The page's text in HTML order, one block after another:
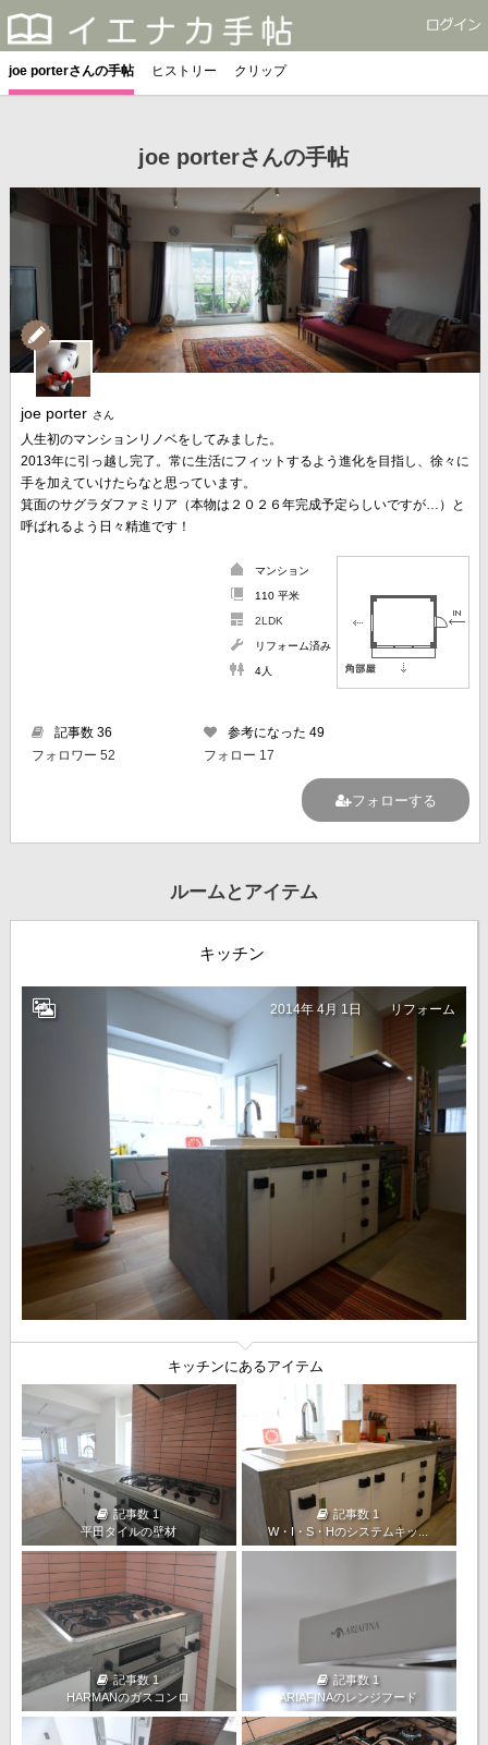
joe porterさんの手帖 ヒストリー クリップ
joe porterさんの手帖
joe porter さん
人生初のマンションリノベをしてみました。
2013年に引っ越し完了。常に生活にフィットするよう進化を目指し、徐々に
手を加えていけたらなと思っています。
箕面のサグラダファミリア（本物は２０２６年完成予定らしいですが…）と
呼ばれるよう日々精進です！
マンション
110 平米
2LDK
リフォーム済み
4人
記事数 36
参考になった 49
フォロー 17
フォロワー 52
フォローする
ルームとアイテム
キッチン
2014年 4月 1日 リフォーム
キッチンにあるアイテム
記事数 1
平田タイルの壁材
記事数 1
W・I・S・Hのシステムキッ...
記事数 1
HARMANのガスコンロ
記事数 1
ARIAFINAのレンジフード